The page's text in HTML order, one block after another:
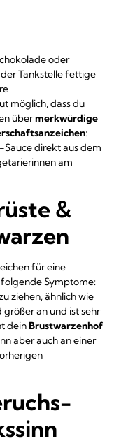
oder
Tankstelle fettige
möglich, dass du
übermerkwürdige
:
Sauce direkt aus dem
am
&
für eine
Symptome:
ziehen, ähnlich wie
größer an und ist sehr
deinBrustwarzenhof
aber auch an einer